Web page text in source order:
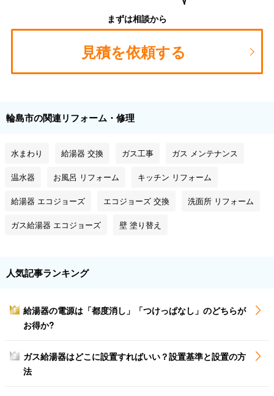
まずは相談から
見積を依頼する
輪島市の関連リフォーム・修理
水まわり 給湯器 交換 ガス工事 ガス メンテナンス
温水器 お風呂 リフォーム キッチン リフォーム
給湯器 エコジョーズ エコジョーズ 交換 洗面所 リフォーム
ガス給湯器 エコジョーズ 壁 塗り替え
人気記事ランキング
1
給湯器の電源は「都度消し」「つけっぱなし」のどちらが
お得か?
2
ガス給湯器はどこに設置すればいい？設置基準と設置の方
法